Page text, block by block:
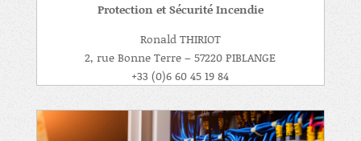
Protection et Sécurité Incendie
Ronald THIRIOT
2, rue Bonne Terre – 57220 PIBLANGE
+33 (0)6 60 45 19 84